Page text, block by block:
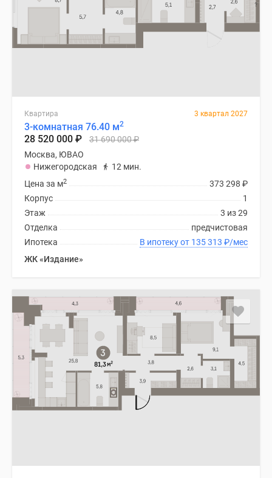
Продавцы
застройщики
Панорамы
новостроек
Экспертиза
новостроек
Экология
Москвы
Подмосковья
Студии
комнатные
комнатные
Квартиры
карте
Ипотечный
калькулятор
Военная
Квартира 3 квартал 2027
3-комнатная 76.40 м2
28 520 000 ₽ 31 690 000₽
Москва, ЮВАО
Нижегородская
12 мин.
373 298 ₽
Цена за м2
1
Корпус
3 из 29
Этаж
предчистовая
Отделка
В ипотеку от 135 313 ₽/мес
Ипотека
ЖК «Издание»